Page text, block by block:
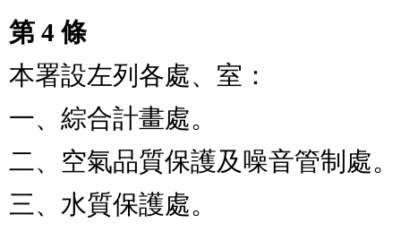
第 4 條
本署設左列各處、室：
一、綜合計畫處。
二、空氣品質保護及噪音管制處。
三、水質保護處。